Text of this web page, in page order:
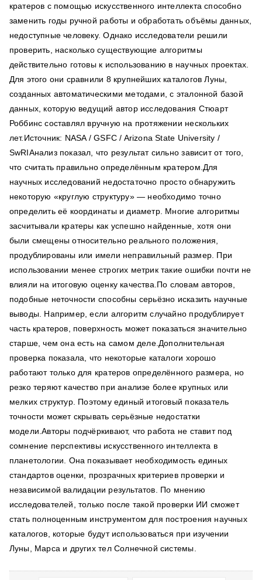
кратеров с помощью искусственного интеллекта способно
заменить годы ручной работы и обработать объёмы данных,
недоступные человеку. Однако исследователи решили
проверить, насколько существующие алгоритмы
действительно готовы к использованию в научных проектах.
Для этого они сравнили 8 крупнейших каталогов Луны,
созданных автоматическими методами, с эталонной базой
данных, которую ведущий автор исследования Стюарт
Роббинс составлял вручную на протяжении нескольких
лет.Источник: NASA / GSFC / Arizona State University /
SwRIАнализ показал, что результат сильно зависит от того,
что считать правильно определённым кратером.Для
научных исследований недостаточно просто обнаружить
некоторую «круглую структуру» — необходимо точно
определить её координаты и диаметр. Многие алгоритмы
засчитывали кратеры как успешно найденные, хотя они
были смещены относительно реального положения,
продублированы или имели неправильный размер. При
использовании менее строгих метрик такие ошибки почти не
влияли на итоговую оценку качества.По словам авторов,
подобные неточности способны серьёзно исказить научные
выводы. Например, если алгоритм случайно продублирует
часть кратеров, поверхность может показаться значительно
старше, чем она есть на самом деле.Дополнительная
проверка показала, что некоторые каталоги хорошо
работают только для кратеров определённого размера, но
резко теряют качество при анализе более крупных или
мелких структур. Поэтому единый итоговый показатель
точности может скрывать серьёзные недостатки
модели.Авторы подчёркивают, что работа не ставит под
сомнение перспективы искусственного интеллекта в
планетологии. Она показывает необходимость единых
стандартов оценки, прозрачных критериев проверки и
независимой валидации результатов. По мнению
исследователей, только после такой проверки ИИ сможет
стать полноценным инструментом для построения научных
каталогов, которые будут использоваться при изучении
Луны, Марса и других тел Солнечной системы.